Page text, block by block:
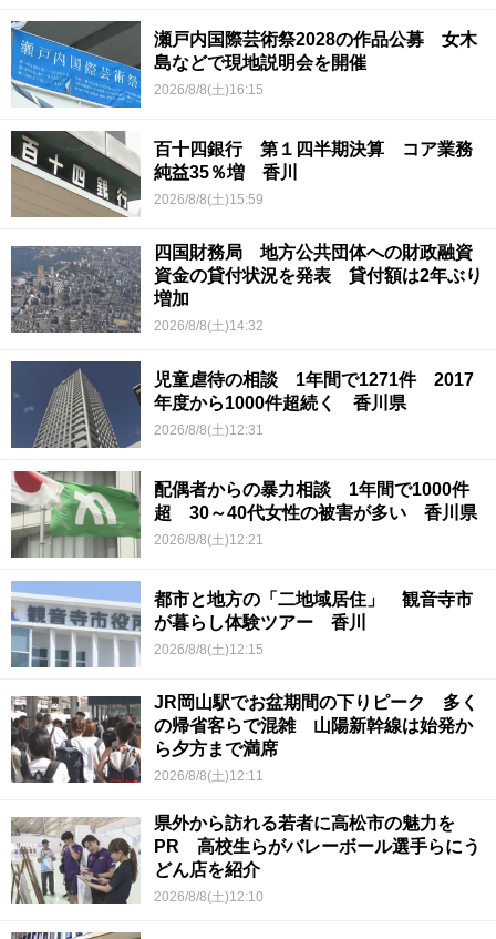
瀬戸内国際芸術祭2028の作品公募 女木
島などで現地説明会を開催
2026/8/8(土)16:15
百十四銀行 第１四半期決算 コア業務
純益35％増 香川
2026/8/8(土)15:59
四国財務局 地方公共団体への財政融資
資金の貸付状況を発表 貸付額は2年ぶり
増加
2026/8/8(土)14:32
児童虐待の相談 1年間で1271件 2017
年度から1000件超続く 香川県
2026/8/8(土)12:31
配偶者からの暴力相談 1年間で1000件
超 30～40代女性の被害が多い 香川県
2026/8/8(土)12:21
都市と地方の「二地域居住」 観音寺市
が暮らし体験ツアー 香川
2026/8/8(土)12:15
JR岡山駅でお盆期間の下りピーク 多く
の帰省客らで混雑 山陽新幹線は始発か
ら夕方まで満席
2026/8/8(土)12:11
県外から訪れる若者に高松市の魅力を
PR 高校生らがバレーボール選手らにう
どん店を紹介
2026/8/8(土)12:10